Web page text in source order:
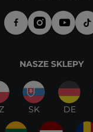
NASZE SKLEPY
SK DE